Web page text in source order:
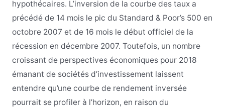
hypothécaires. L’inversion de la courbe des taux a
précédé de 14 mois le pic du Standard & Poor’s 500 en
octobre 2007 et de 16 mois le début officiel de la
récession en décembre 2007. Toutefois, un nombre
croissant de perspectives économiques pour 2018
émanant de sociétés d’investissement laissent
entendre qu’une courbe de rendement inversée
pourrait se profiler à l’horizon, en raison du